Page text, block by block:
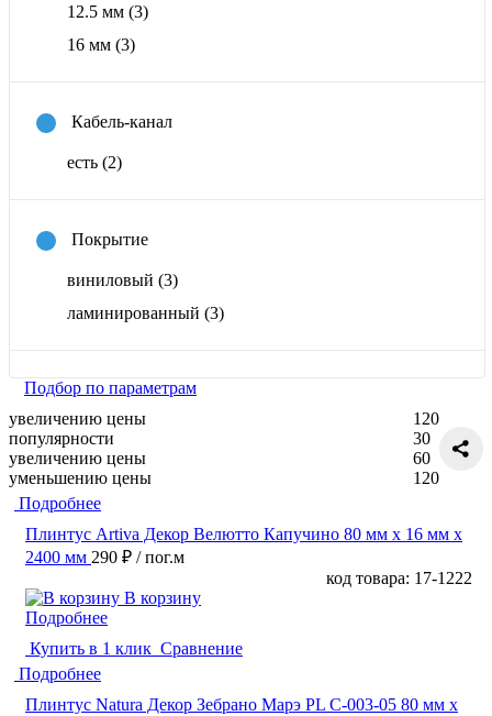
12.5 мм (3)
16 мм (3)
Кабель-канал
есть (2)
Покрытие
виниловый (3)
ламинированный (3)
Подбор по параметрам
увеличению цены
популярности
увеличению цены
уменьшению цены
120
30
60
120
Подробнее
Плинтус Artiva Декор Велютто Капучино 80 мм х 16 мм х
2400 мм 290 ₽ / пог.м
код товара: 17-1222
В корзину
Подробнее
Купить в 1 клик Сравнение
Подробнее
Плинтус Natura Декор Зебрано Марэ PL C-003-05 80 мм х